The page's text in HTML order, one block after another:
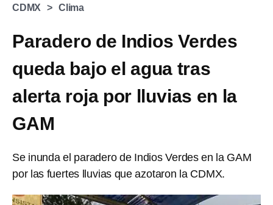
CDMX Clima
Paradero de Indios Verdes
queda bajo el agua tras
alerta roja por lluvias en la
GAM
Se inunda el paradero de Indios Verdes en la GAM
por las fuertes lluvias que azotaron la CDMX.